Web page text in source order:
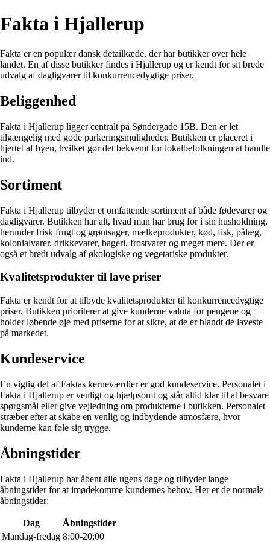
Fakta i Hjallerup
Fakta er en populær dansk detailkæde, der har butikker over hele
landet. En af disse butikker findes i Hjallerup og er kendt for sit brede
udvalg af dagligvarer til konkurrencedygtige priser.
Beliggenhed
Fakta i Hjallerup ligger centralt på Søndergade 15B. Den er let
tilgængelig med gode parkeringsmuligheder. Butikken er placeret i
hjertet af byen, hvilket gør det bekvemt for lokalbefolkningen at handle
ind.
Sortiment
Fakta i Hjallerup tilbyder et omfattende sortiment af både fødevarer og
dagligvarer. Butikken har alt, hvad man har brug for i sin husholdning,
herunder frisk frugt og grøntsager, mælkeprodukter, kød, fisk, pålæg,
kolonialvarer, drikkevarer, bageri, frostvarer og meget mere. Der er
også et bredt udvalg af økologiske og vegetariske produkter.
Kvalitetsprodukter til lave priser
Fakta er kendt for at tilbyde kvalitetsprodukter til konkurrencedygtige
priser. Butikken prioriterer at give kunderne valuta for pengene og
holder løbende øje med priserne for at sikre, at de er blandt de laveste
på markedet.
Kundeservice
En vigtig del af Faktas kerneværdier er god kundeservice. Personalet i
Fakta i Hjallerup er venligt og hjælpsomt og står altid klar til at besvare
spørgsmål eller give vejledning om produkterne i butikken. Personalet
stræber efter at skabe en venlig og indbydende atmosfære, hvor
kunderne kan føle sig trygge.
Åbningstider
Fakta i Hjallerup har åbent alle ugens dage og tilbyder lange
åbningstider for at imødekomme kundernes behov. Her er de normale
åbningstider:
Dag
Åbningstider
Mandag-fredag 8:00-20:00